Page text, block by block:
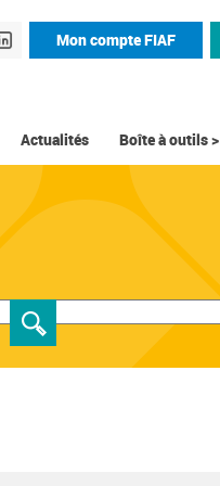
Mon compte FIAF
Actualités Boîte à outils >